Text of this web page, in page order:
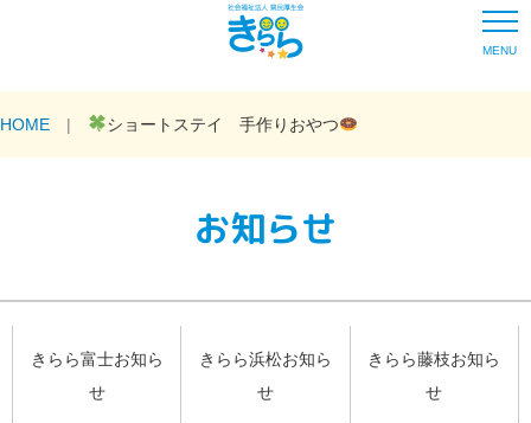
MENU
HOME ショートステイ 手作りおやつ
お知らせ
きらら富士お知ら
せ
きらら浜松お知ら
せ
きらら藤枝お知ら
せ